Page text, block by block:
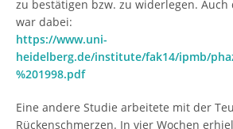
zu bestätigen bzw. zu widerlegen. Auch
war dabei:
https://www.uni-
heidelberg.de/institute/fak14/ipmb/
%201998.pdf
Eine andere Studie arbeitete mit der
Rückenschmerzen. In vier Wochen